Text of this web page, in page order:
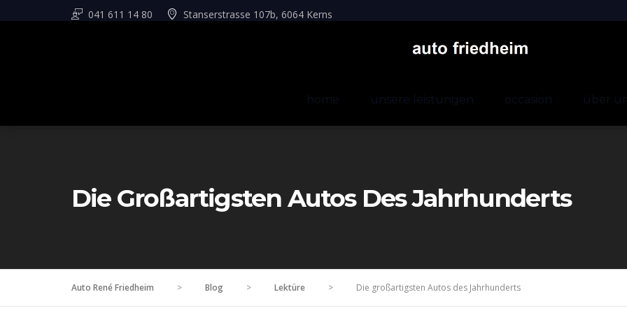
041 611 14 80 Stanserstrasse 107b, 6064 Kerns
home unsere leistungen occasion über
Die Großartigsten Autos Des Jahrhunderts
Auto René Friedheim > Blog > Lektüre > Die großartigsten Autos des Jahrhunderts